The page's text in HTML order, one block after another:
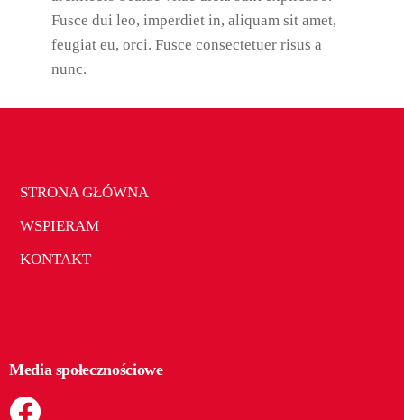
Fusce dui leo, imperdiet in, aliquam sit amet,
feugiat eu, orci. Fusce consectetuer risus a
nunc.
STRONA GŁÓWNA
WSPIERAM
KONTAKT
Media społecznościowe